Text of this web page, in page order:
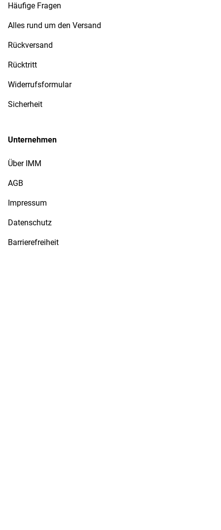
Häufige Fragen
Alles rund um den Versand
Rückversand
Rücktritt
Widerrufsformular
Sicherheit
Unternehmen
Über IMM
AGB
Impressum
Datenschutz
Barrierefreiheit